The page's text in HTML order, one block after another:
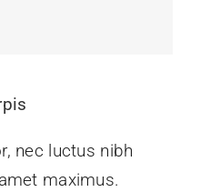
nec luctus nibh
maximus.